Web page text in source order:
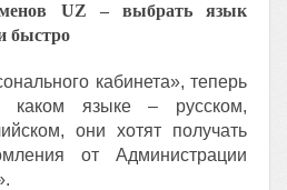
UZ – выбрать язык
быстро
кабинета», теперь
каком языке – русском,
они хотят получать
от Администрации